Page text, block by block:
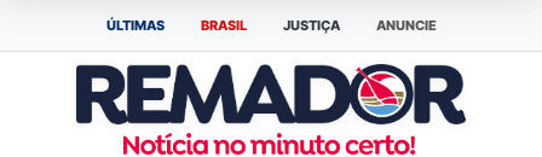
ÚLTIMAS BRASIL JUSTIÇA ANUNCIE